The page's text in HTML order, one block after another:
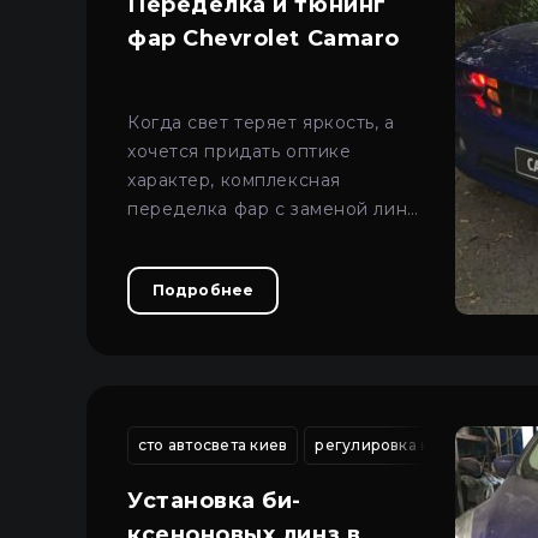
фар Chevrolet Camaro
Когда свет теряет яркость, а
хочется придать оптике
характер, комплексная
переделка фар с заменой линз
результат.
Подробнее
сто автосвета киев регулировка ксеноновых
Установка би-